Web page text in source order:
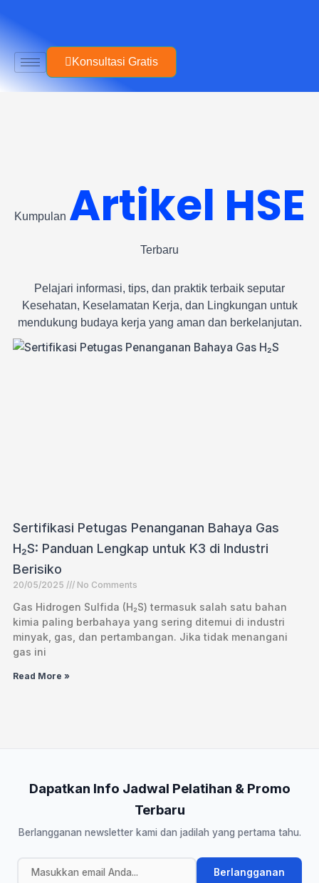
to
content
Konsultasi Gratis
Kumpulan Artikel HSE
Terbaru
Pelajari informasi, tips, dan praktik terbaik seputar
Kesehatan, Keselamatan Kerja, dan Lingkungan untuk
mendukung budaya kerja yang aman dan berkelanjutan.
Sertifikasi Petugas Penanganan Bahaya Gas
H₂S: Panduan Lengkap untuk K3 di Industri
Berisiko
20/05/2025 No Comments
Gas Hidrogen Sulfida (H₂S) termasuk salah satu bahan
kimia paling berbahaya yang sering ditemui di industri
minyak, gas, dan pertambangan. Jika tidak menangani
gas ini
Read More »
Dapatkan Info Jadwal Pelatihan & Promo
Terbaru
Berlangganan newsletter kami dan jadilah yang pertama tahu.
Berlangganan